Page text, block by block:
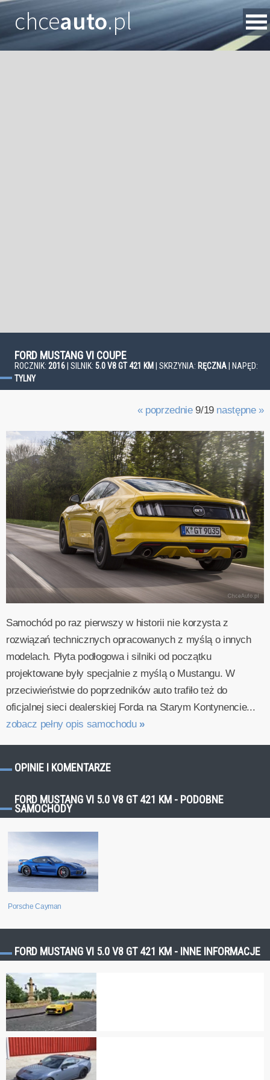
chceauto.pl
FORD MUSTANG VI COUPE
ROCZNIK: 2016 | SILNIK: 5.0 V8 GT 421 KM | SKRZYNIA: RĘCZNA | NAPĘD:
TYLNY
« poprzednie9/19 następne »
Samochód po raz pierwszy w historii nie korzysta z
rozwiązań technicznych opracowanych z myślą o innych
modelach. Płyta podłogowa i silniki od początku
projektowane były specjalnie z myślą o Mustangu. W
przeciwieństwie do poprzedników auto trafiło też do
oficjalnej sieci dealerskiej Forda na Starym Kontynencie...
zobacz pełny opis samochodu »
OPINIE I KOMENTARZE
FORD MUSTANG VI 5.0 V8 GT 421 KM - PODOBNE
SAMOCHODY
Porsche Cayman
FORD MUSTANG VI 5.0 V8 GT 421 KM - INNE INFORMACJE
Ford Mustang GT 2025 | Nie wierzyłem, że to się wydarzy
Przyznam szczerze, że odkąd zaczęły pojawiać się